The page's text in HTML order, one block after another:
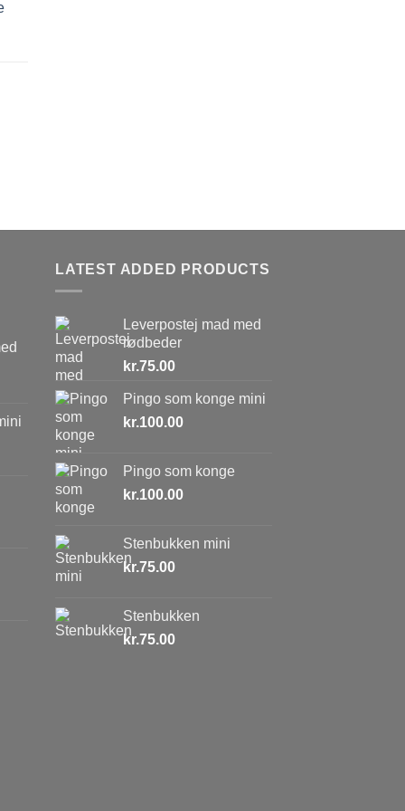
LATEST ADDED PRODUCTS
Leverpostej mad med
rødbeder
kr.75.00
Pingo som konge mini
kr.100.00
Pingo som konge
kr.100.00
Stenbukken mini
kr.75.00
Stenbukken
kr.75.00